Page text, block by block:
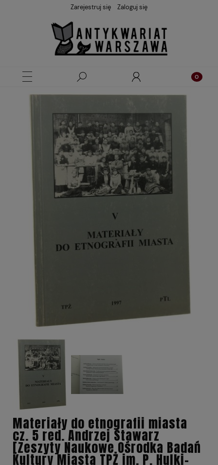
Zarejestruj się Zaloguj się
Materiały do etnografii miasta
cz. 5 red. Andrzej Stawarz
[Zeszyty Naukowe Ośrodka Badań
Kultury Miasta TPŻ im. P. Hulki-